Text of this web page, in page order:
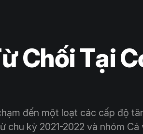
Chối Tại
đến một loạt các cấp độ
chu kỳ 2021-2022 và nhóm